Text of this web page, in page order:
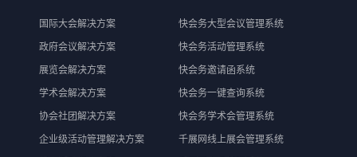
国际大会解决方案
政府会议解决方案
展览会解决方案
学术会解决方案
协会社团解决方案
企业级活动管理解决方案
快会务大型会议管理系统
快会务活动管理系统
快会务邀请函系统
快会务一键查询系统
快会务学术会管理系统
千展网线上展会管理系统